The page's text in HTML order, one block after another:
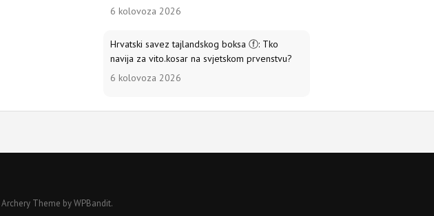
6 kolovoza 2026
Hrvatski savez tajlandskog boksa ⓕ: Tko
navija za vito.kosar na svjetskom prvenstvu?
6 kolovoza 2026
Archery Theme byWPBandit.